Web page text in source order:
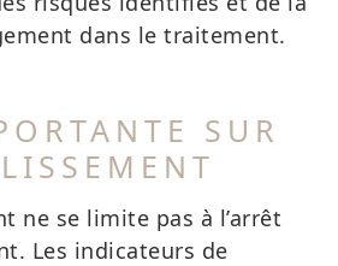
dans le traitement.
SUR
ne se limite pas à l’arrêt
Les indicateurs de